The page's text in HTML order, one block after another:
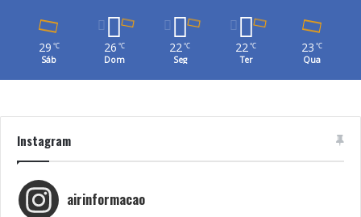
29 ℃
Sáb
26 ℃
Dom
22℃
Seg
22℃
Ter
23 ℃
Qua
Instagram
airinformacao